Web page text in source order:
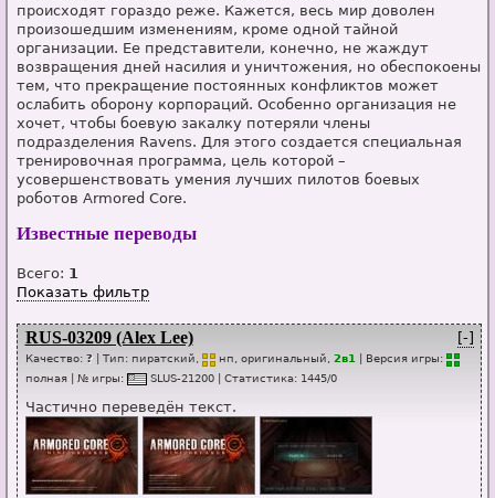
происходят гораздо реже. Кажется, весь мир доволен
произошедшим изменениям, кроме одной тайной
организации. Ее представители, конечно, не жаждут
возвращения дней насилия и уничтожения, но обеспокоены
тем, что прекращение постоянных конфликтов может
ослабить оборону корпораций. Особенно организация не
хочет, чтобы боевую закалку потеряли члены
подразделения Ravens. Для этого создается специальная
тренировочная программа, цель которой –
усовершенствовать умения лучших пилотов боевых
роботов Armored Core.
Известные переводы
Всего: 1
Показать фильтр
[-]
RUS-03209 (Alex Lee)
Качество: ? | Тип: пиратский, нп , оригинальный, 2в1
| Версия игры:
полная | № игры: SL US-21200 Статистика: 1445/0
Частично переведён текст.